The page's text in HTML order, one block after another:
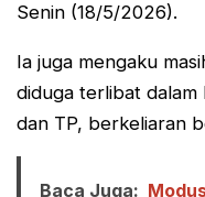
Senin (18/5/2026).
Ia juga mengaku
diduga terlibat dalam
dan TP, berkeliaran
Baca Juga: